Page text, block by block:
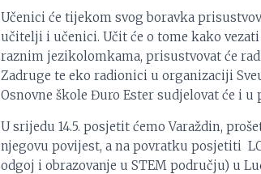
Učenici će tijekom svog boravka
učitelji i učenici. Učit će o tome kako
raznim jezikolomkama, prisustvovat će
Zadruge te eko radionici u organizaciji
Osnovne škole Đuro Ester sudjelovat će i
U srijedu 14.5. posjetit ćemo Varaždin,
njegovu povijest, a na povratku posjetiti
odgoj i obrazovanje u STEM području) u